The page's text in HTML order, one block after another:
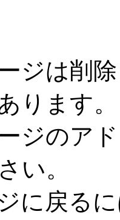
ジは削
ります。
ジのア
い。
に戻る